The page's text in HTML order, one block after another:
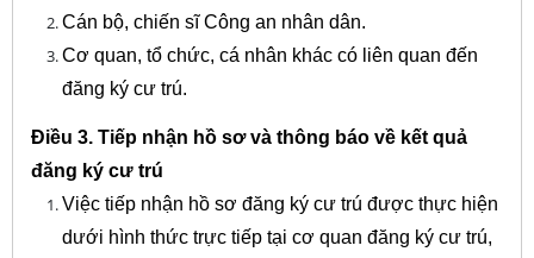
Cán bộ, chiến sĩ Công an nhân dân.
Cơ quan, tổ chức, cá nhân khác có liên quan đến
đăng ký cư trú.
Điều 3. Tiếp nhận hồ sơ và thông báo về kết quả
đăng ký cư trú
Việc tiếp nhận hồ sơ đăng ký cư trú được thực hiện
dưới hình thức trực tiếp tại cơ quan đăng ký cư trú,